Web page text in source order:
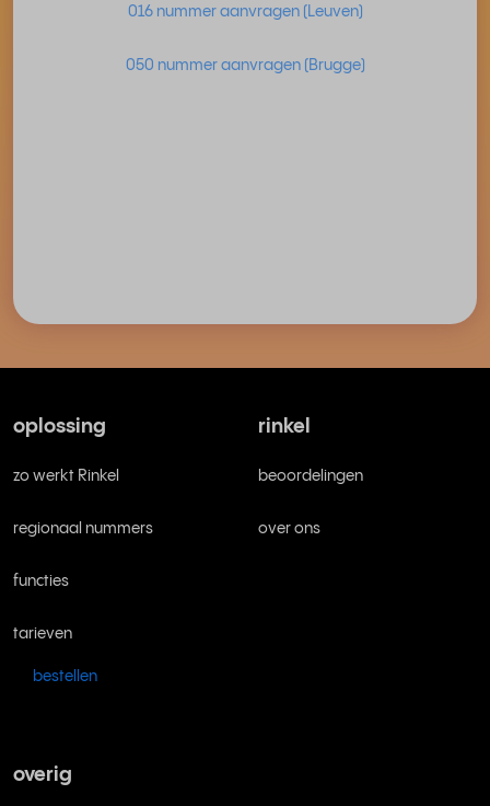
016 nummer aanvragen (Leuven)
050 nummer aanvragen (Brugge)
oplossing
zo werkt Rinkel
regionaal nummers
functies
tarieven
bestellen
rinkel
beoordelingen
over ons
overig